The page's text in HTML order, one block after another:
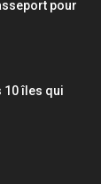
pour
10 îles qui